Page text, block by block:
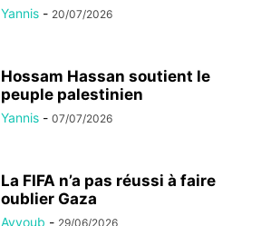
Yannis - 20/07/2026
Hossam Hassan soutient le
peuple palestinien
Yannis - 07/07/2026
La FIFA n’a pas réussi à faire
oublier Gaza
Ayyoub - 29/06/2026